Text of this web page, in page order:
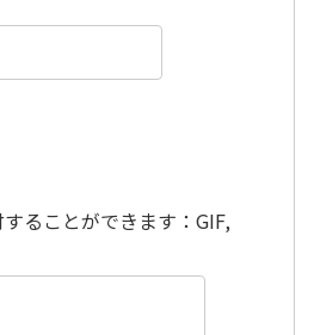
ることができます：GIF,